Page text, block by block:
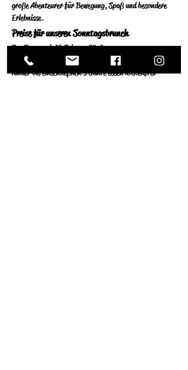
große Abenteurer für Bewegung, Spaß und besondere
Erlebnisse.
Preise für unseren Sonntagsbrunch
Pro Person ab 13 Jahren: 34 €
Kinder von 6–12 Jahren: 16 €
Kinder bis einschließlich 5 Jahre essen kostenfrei